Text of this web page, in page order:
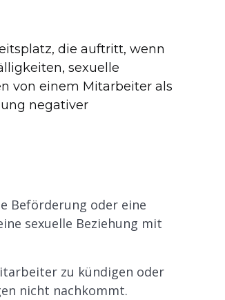
die auftritt, wenn
sexuelle
von einem Mitarbeiter als
negativer
Beförderung oder eine
sexuelle Beziehung mit
zu kündigen oder
nicht nachkommt.